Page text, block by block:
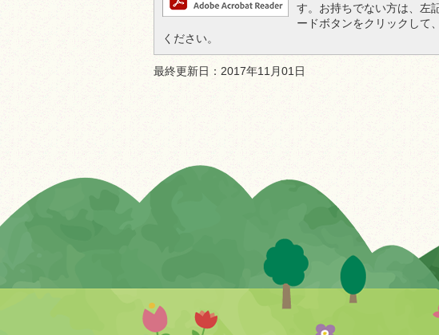
す。お持ちでない方は、左
ードボタンをクリックして
ください。
最終更新日：2017年11月01日